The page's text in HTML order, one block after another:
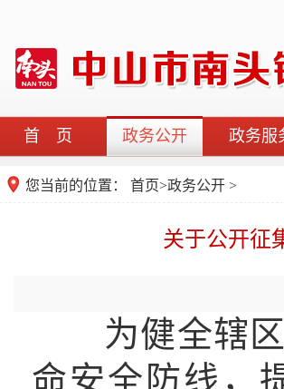
首 页 政务公开 政务服
您当前的位置： 首页>政务公开 >
关于公开征
为健全辖区
命安全防线，